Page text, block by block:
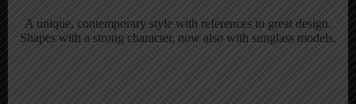
A unique, contemporary style with references to great design.
Shapes with a strong character, now also with sunglass models.